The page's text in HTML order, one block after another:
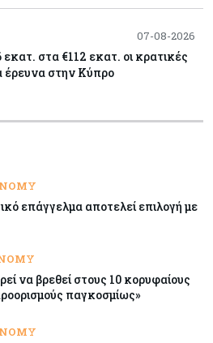
07-08-2026
στα €112 εκατ. οι κρατικές
έρευνα στην Κύπρο
07-08-2026
για τις τιμές των
07-08-2026
την επιλογή παρόχου
07-08-2026
σε σχέση με πέρσι
επάγγελμα αποτελεί επιλογή με
να βρεθεί στους 10 κορυφαίους
παγκοσμίως»